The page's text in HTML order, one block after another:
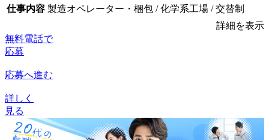
仕事内容 製造オペレーター・梱包 / 化学系工場 / 交替制
詳細を表示
無料電話で
応募
応募へ進む
詳しく
見る